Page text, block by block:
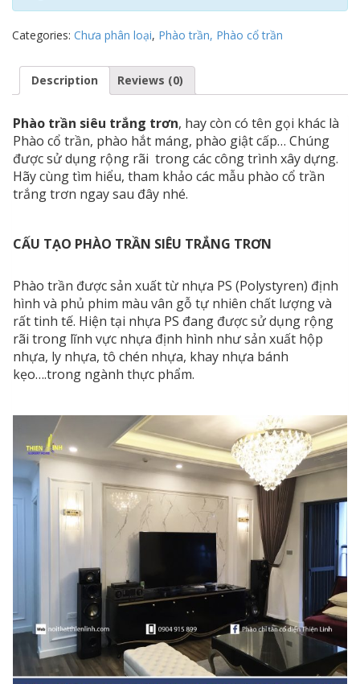
Categories: Chưa phân loại, Phào trần, Phào cổ trần
Description Reviews (0)
Phào trần siêu trắng trơn, hay còn có tên gọi khác là
Phào cổ trần, phào hắt máng, phào giật cấp… Chúng
được sử dụng rộng rãi trong các công trình xây dựng.
Hãy cùng tìm hiểu, tham khảo các mẫu phào cổ trần
trắng trơn ngay sau đây nhé.
CẤU TẠO PHÀO TRẦN SIÊU TRẮNG TRƠN
Phào trần được sản xuất từ nhựa PS (Polystyren) định
hình và phủ phim màu vân gỗ tự nhiên chất lượng và
rất tinh tế. Hiện tại nhựa PS đang được sử dụng rộng
rãi trong lĩnh vực nhựa định hình như sản xuất hộp
nhựa, ly nhựa, tô chén nhựa, khay nhựa bánh
kẹo….trong ngành thực phẩm.